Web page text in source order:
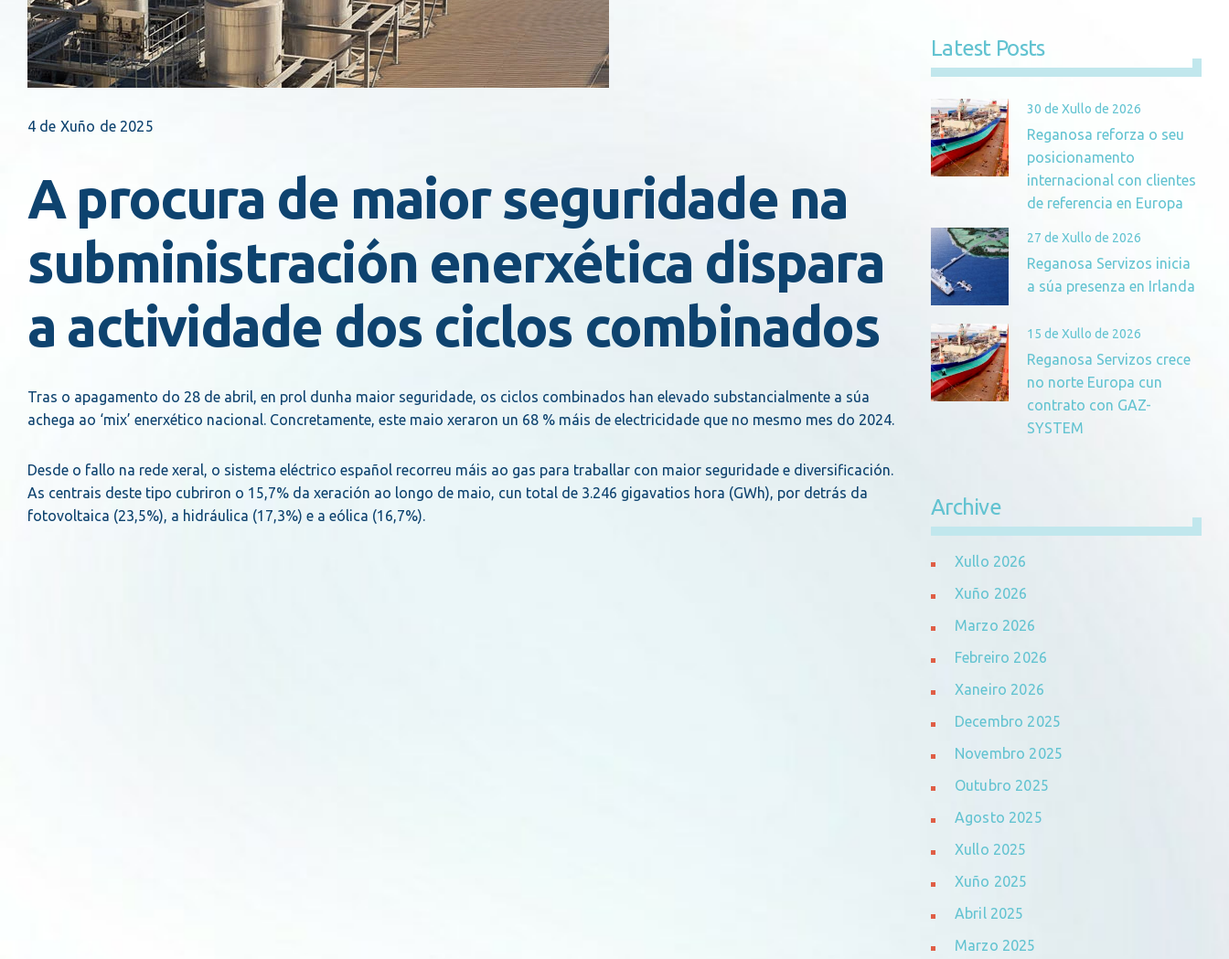
4 de Xuño de 2025
A procura de maior seguridade na
subministración enerxética dispara
a actividade dos ciclos combinados
Tras o apagamento do 28 de abril, en prol dunha maior seguridade, os ciclos combinados han elevado substancialmente a súa
achega ao ‘mix’ enerxético nacional. Concretamente, este maio xeraron un 68 % máis de electricidade que no mesmo mes do 2024.
Desde o fallo na rede xeral, o sistema eléctrico español recorreu máis ao gas para traballar con maior seguridade e diversificación.
As centrais deste tipo cubriron o 15,7% da xeración ao longo de maio, cun total de 3.246 gigavatios hora (GWh), por detrás da
fotovoltaica (23,5%), a hidráulica (17,3%) e a eólica (16,7%).
Latest Posts
Reganosa reforza o seu
posicionamento
internacional con clientes
de referencia en Europa
30 de Xullo de 2026
Reganosa Servizos inicia
a súa presenza en Irlanda
27 de Xullo de 2026
Reganosa Servizos crece
no norte Europa cun
contrato con GAZ-
SYSTEM
15 de Xullo de 2026
Archive
Xullo 2026
Xuño 2026
Marzo 2026
Febreiro 2026
Xaneiro 2026
Decembro 2025
Novembro 2025
Outubro 2025
Agosto 2025
Xullo 2025
Xuño 2025
Abril 2025
Marzo 2025